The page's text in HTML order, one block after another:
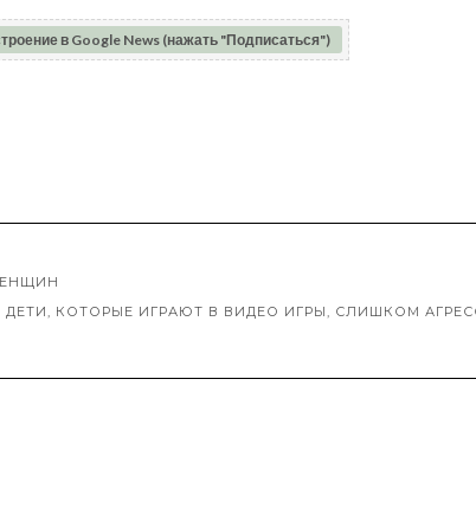
в Google News (нажать "Подписаться")
ДЕТИ, КОТОРЫЕ ИГРАЮТ В ВИДЕО ИГРЫ, СЛИШКОМ